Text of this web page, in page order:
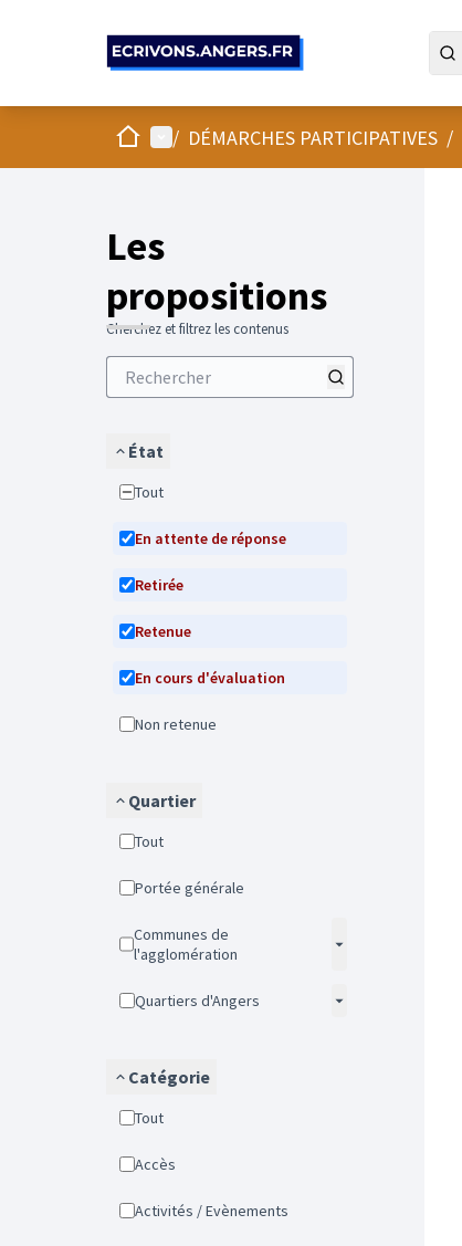
AccueilMenu principal
/ DÉMARCHES PARTICIPATIVES /
Les
propositions
Cherchez et filtrez les contenus
État
Tout
En attente de réponse
Retirée
Retenue
En cours d'évaluation
Non retenue
Quartier
Tout
Portée générale
Communes de
l'agglomération
Quartiers d'Angers
Catégorie
Tout
Accès
Activités / Evènements